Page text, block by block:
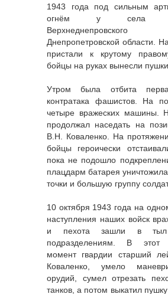
1943 года под сильным
огнём у села
Днепропетровской области.
пристали к крутому
бойцы на руках вынесли пушки
Утром была отбита
контратака фашистов. На
четыре вражеских машины.
продолжал наседать на
В.Н. Коваленко. На
бойцы героически
пока не подошло
плацдарм батарея
точки и большую группу
10 октября 1943 года на
наступления наших войск
и пехота зашли в тыл
подразделениям. В этот
момент гвардии старший
Коваленко, умело
орудий, сумел отрезать
танков, а потом выкатил